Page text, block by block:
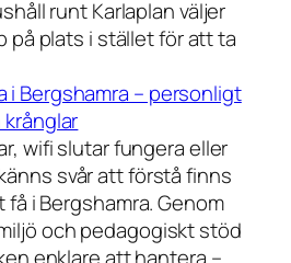
runt Karlaplan väljer
på plats i stället för att ta
i Bergshamra – personligt
wifi slutar fungera eller
svår att förstå finns
i Bergshamra. Genom
och pedagogiskt stöd